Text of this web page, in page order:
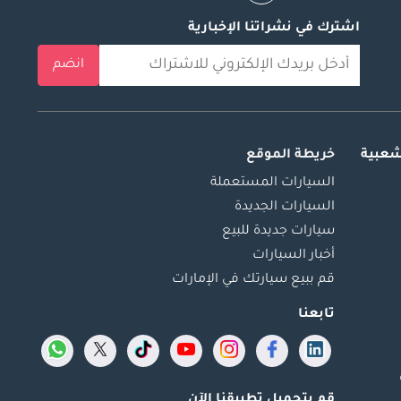
اشترك في نشراتنا الإخبارية
انضم
خريطة الموقع
السيارات المستعملة
السيارات الجديدة
سيارات جديدة للبيع
أخبار السيارات
قم ببيع سيارتك في الإمارات
تابعنا